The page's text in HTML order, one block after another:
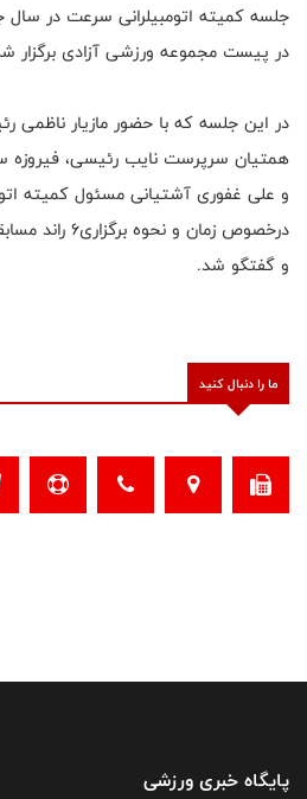
در پیست مجموعه ورزشی آزادی برگزار
در این جلسه که با حضور مازیار ناظمی
همتیان سرپرست نایب رئیسی، فیروزه
و علی غفوری آشتیانی مسئول کمیته
درخصوص زمان و
و گفتگو شد.
ما را دنبال کنید
پایگاه خبری ورزشی